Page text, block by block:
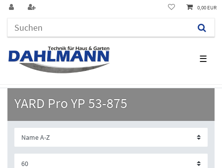
☰
0,00 EUR
YARD Pro YP 53-875